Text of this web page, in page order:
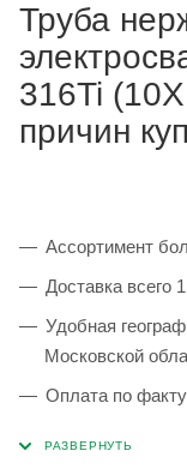
Труба
316Ti
причин
Ассортимент
Доставка всего
Удобная
Московской
Оплата по